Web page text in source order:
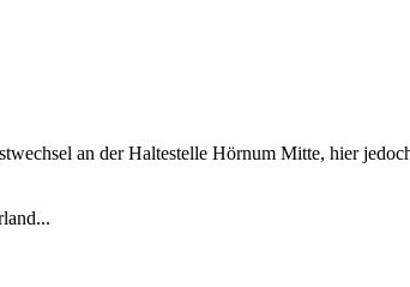
an der Haltestelle Hörnum Mitte, hier